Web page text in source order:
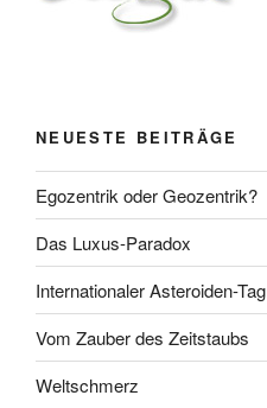
NEUESTE BEITRÄGE
Egozentrik oder Geozentrik?
Das Luxus-Paradox
Internationaler Asteroiden-Tag
Vom Zauber des Zeitstaubs
Weltschmerz